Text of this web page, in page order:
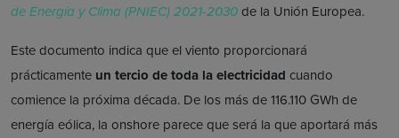
de Energía y Clima (PNIEC) 2021-2030de la Unión Europea.
Este documento indica que el viento proporcionará
prácticamente un tercio de toda la electricidad cuando
comience la próxima década. De los más de 116.110 GWh de
energía eólica, la onshore parece que será la que aportará más